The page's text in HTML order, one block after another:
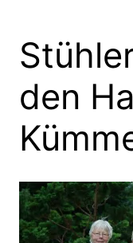
den